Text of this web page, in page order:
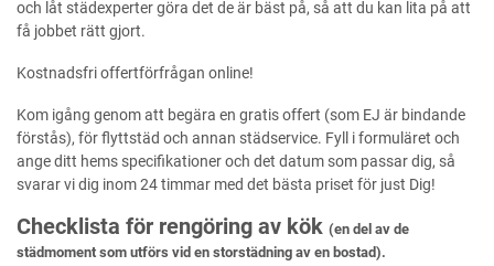
och låt städexperter göra det de är bäst på, så att du kan lita på att
få jobbet rätt gjort.
Kostnadsfri offertförfrågan online!
Kom igång genom att begära en gratis offert (som EJ är bindande
förstås), för flyttstäd och annan städservice. Fyll i formuläret och
ange ditt hems specifikationer och det datum som passar dig, så
svarar vi dig inom 24 timmar med det bästa priset för just Dig!
Checklista för rengöring av kök (en del av de
städmoment som utförs vid en storstädning av en bostad).